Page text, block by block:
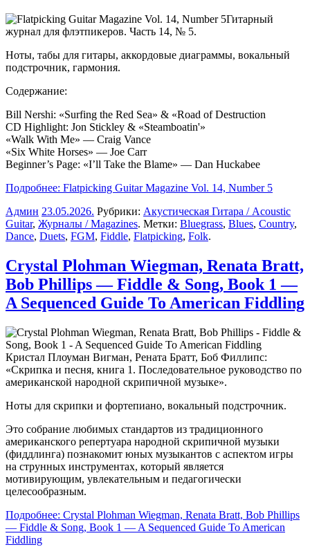
Гитарный
журнал для флэтпикеров. Часть 14, № 5.
Ноты, табы для гитары, аккордовые диаграммы, вокальный
подстрочник, гармония.
Содержание:
Bill Nershi: «Surfing the Red Sea» & «Road of Destruction
CD Highlight: Jon Stickley & «Steamboatin'»
«Walk With Me» — Craig Vance
«Six White Horses» — Joe Carr
Beginner’s Page: «I’ll Take the Blame» — Dan Huckabee
Подробнее: Flatpicking Guitar Magazine Vol. 14, Number 5
Админ 23.05.2026. Рубрики: Акустическая Гитара / Acoustic
Guitar, Журналы / Magazines. Метки: Bluegrass, Blues, Country,
Dance, Duets, FGM, Fiddle, Flatpicking, Folk.
Crystal Plohman Wiegman, Renata Bratt,
Bob Phillips — Fiddle & Song, Book 1 —
A Sequenced Guide To American Fiddling
Кристал Плоуман Вигман, Рената Братт, Боб Филлипс:
«Скрипка и песня, книга 1. Последовательное руководство по
американской народной скрипичной музыке».
Ноты для скрипки и фортепиано, вокальный подстрочник.
Это собрание любимых стандартов из традиционного
американского репертуара народной скрипичной музыки
(фиддлинга) познакомит юных музыкантов с аспектом игры
на струнных инструментах, который является
мотивирующим, увлекательным и педагогически
целесообразным.
Подробнее: Crystal Plohman Wiegman, Renata Bratt, Bob Phillips
— Fiddle & Song, Book 1 — A Sequenced Guide To American
Fiddling